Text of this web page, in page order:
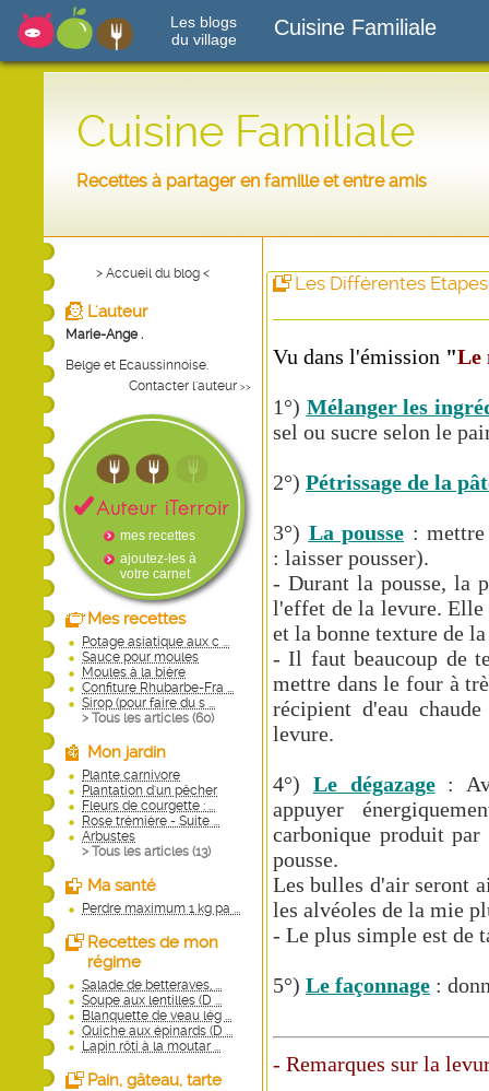
Les blogs
du village
Cuisine Familiale
Cuisine Familiale
Recettes à partager en famille et entre amis
> Accueil du blog <
L'auteur
Marie-Ange .
Belge et Ecaussinnoise.
Contacter l'auteur >>
mes recettes
ajoutez-les à
votre carnet
Mes recettes
Potage asiatique aux c ...
Sauce pour moules
Moules à la bière
Confiture Rhubarbe-Fra ...
Sirop (pour faire du s ...
> Tous les articles (60)
Mon jardin
Plante carnivore
Plantation d'un pêcher
Fleurs de courgette : ...
Rose trémière - Suite ...
Arbustes
> Tous les articles (13)
Ma santé
Perdre maximum 1 kg pa ...
Recettes de mon
régime
Salade de betteraves, ...
Soupe aux lentilles (D ...
Blanquette de veau lég ...
Quiche aux épinards (D ...
Lapin rôti à la moutar ...
Pain, gâteau, tarte
Les Différentes
Vu dans l'émission "Le
1°) Mélanger les
sel ou sucre selon le
2°) Pétrissage de la
3°) La pousse :
: laisser pousser).
- Durant la pousse, la
l'effet de la levure. Elle
et la bonne texture de
- Il faut beaucoup de
mettre dans le four à
récipient d'eau
levure.
4°) Le dégazage:
appuyer
carbonique produit
pousse.
Les bulles d'air seront
les alvéoles de la mie
- Le plus simple est de
5°) Le façonnage :
- Remarques sur la